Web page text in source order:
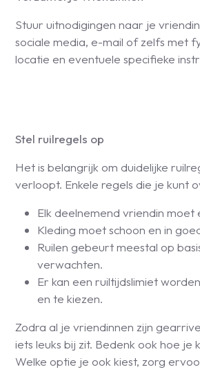
Stuur uitnodigingen naar je
sociale media, e-mail of zelfs met
locatie en eventuele specifieke
Stel ruilregels op
Het is belangrijk om duidelijke
verloopt. Enkele regels die je kunt
Elk deelnemend vriendin moet
Kleding moet schoon en in
Ruilen gebeurt meestal op
verwachten.
Er kan een ruiltijdslimiet
en te kiezen.
Zodra al je vriendinnen zijn
iets leuks bij zit. Bedenk ook hoe
Welke optie je ook kiest, zorg